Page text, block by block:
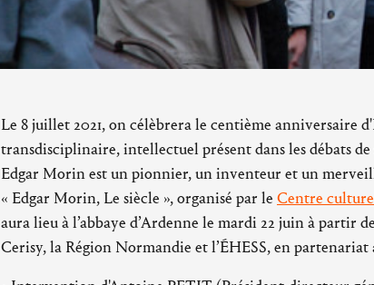
Le 8 juillet 2021, on célèbrera le centième anniversaire
transdisciplinaire, intellectuel présent dans les débats de
Edgar Morin est un pionnier, un inventeur et un
« Edgar Morin, Le siècle », organisé par le Centre
aura lieu à l’abbaye d’Ardenne le mardi 22 juin à partir
Cerisy, la Région Normandie et l’ÉHESS, en